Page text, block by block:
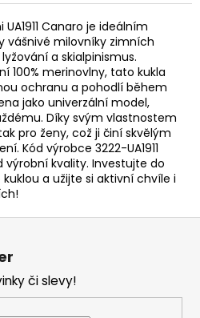
Canaro je ideálním
vášnivé milovníky zimních
a skialpinismus.
100% merinovlny, tato kukla
ochranu a pohodlí během
jako univerzální model,
Díky svým vlastnostem
pro ženy, což ji činí skvělým
Kód výrobce 3222-UA1911
výrobní kvality. Investujte do
a užijte si aktivní chvíle i
či slevy!